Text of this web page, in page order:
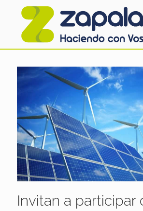
Invitan a participar